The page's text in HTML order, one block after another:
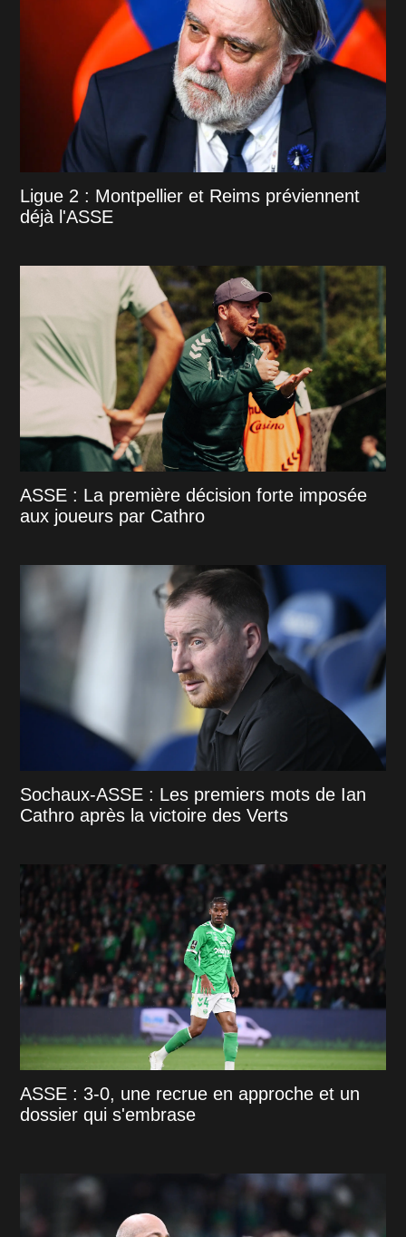
Ligue 2 : Montpellier et Reims préviennent
déjà l'ASSE
ASSE : La première décision forte imposée
aux joueurs par Cathro
Sochaux-ASSE : Les premiers mots de Ian
Cathro après la victoire des Verts
ASSE : 3-0, une recrue en approche et un
dossier qui s'embrase